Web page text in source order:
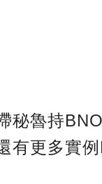
秘魯持
有更多實